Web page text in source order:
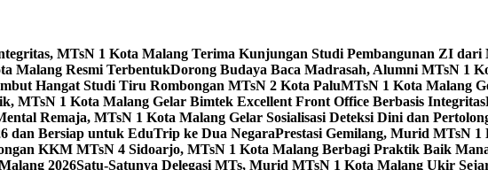
MTsN 1 Kota Malang Terima Kunjungan Studi Pembangunan ZI dari
Malang Resmi TerbentukDorong Budaya Baca Madrasah, Alumni MTsN 1
Hangat Studi Tiru Rombongan MTsN 2 Kota PaluMTsN 1 Kota Malang
MTsN 1 Kota Malang Gelar Bimtek Excellent Front Office Berbasis Integritas
Remaja, MTsN 1 Kota Malang Gelar Sosialisasi Deteksi Dini dan
dan Bersiap untuk EduTrip ke Dua NegaraPrestasi Gemilang, Murid MTsN
KKM MTsN 4 Sidoarjo, MTsN 1 Kota Malang Berbagi Praktik Baik
2026Satu-Satunya Delegasi MTs, Murid MTsN 1 Kota Malang Ukir